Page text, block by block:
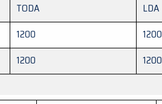
TODA
LDA
1200
1200
1200 1200